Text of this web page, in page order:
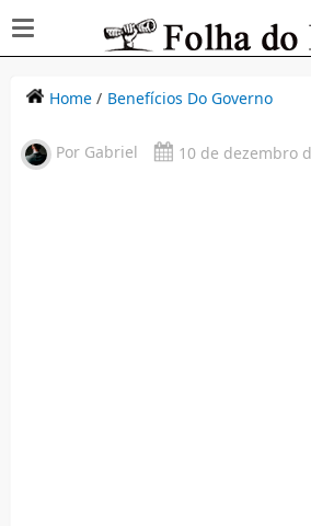
Home/ Benefícios Do Governo
Por Gabriel 10 de dezembro